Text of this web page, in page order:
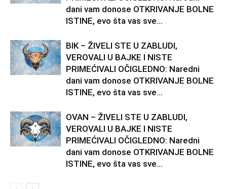
dani vam donose OTKRIVANJE BOLNE
ISTINE, evo šta vas sve...
BIK – ŽIVELI STE U ZABLUDI,
VEROVALI U BAJKE I NISTE
PRIMEĆIVALI OČIGLEDNO: Naredni
dani vam donose OTKRIVANJE BOLNE
ISTINE, evo šta vas sve...
OVAN – ŽIVELI STE U ZABLUDI,
VEROVALI U BAJKE I NISTE
PRIMEĆIVALI OČIGLEDNO: Naredni
dani vam donose OTKRIVANJE BOLNE
ISTINE, evo šta vas sve...